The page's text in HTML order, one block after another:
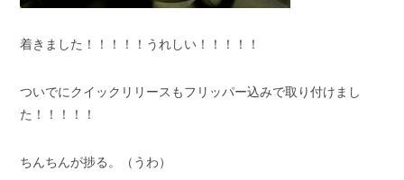
着きました！！！！！うれしい！！！！！
ついでにクイックリリースもフリッパー込みで取り付けまし
た！！！！！
ちんちんが捗る。（うわ）